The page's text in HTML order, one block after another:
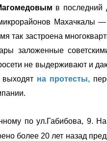
в последний
Махачкалы
так застроена
заложенные
не выдерживают и
выходят на протесты,
по ул.Габибова, 9.
более 20 лет назад